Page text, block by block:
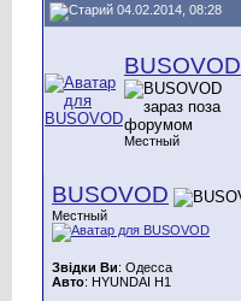
04.02.2014, 08:28
BUSOVOD
Местный
BUSOVOD
Местный
Звідки Ви: Одесса
Авто: HYUNDAI H1